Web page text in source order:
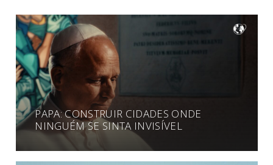
PAPA: CONSTRUIR CIDADES ONDE
NINGUÉM SE SINTA INVISÍVEL